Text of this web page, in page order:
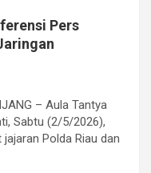
Pers
– Aula Tantya
Sabtu (2/5/2026),
Polda Riau dan